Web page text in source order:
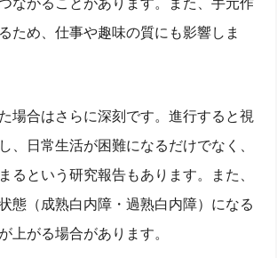
ため、仕事や趣味の質にも影響しま
場合はさらに深刻です。進行すると視
、日常生活が困難になるだけでなく、
るという研究報告もあります。また、
態（成熟白内障・過熟白内障）になる
上がる場合があります。